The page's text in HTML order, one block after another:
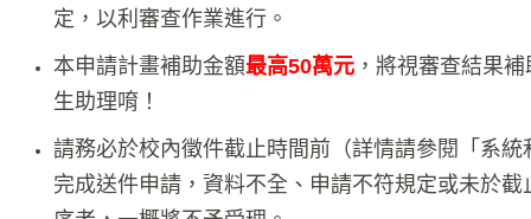
定，以利審查作業進行。
本申請計畫補助金額最高50萬元 ，將視審查結果
生助理唷！
請務必於校內徵件截止時間前（詳情請參閱「系
完成送件申請，資料不全、申請不符規定或未於